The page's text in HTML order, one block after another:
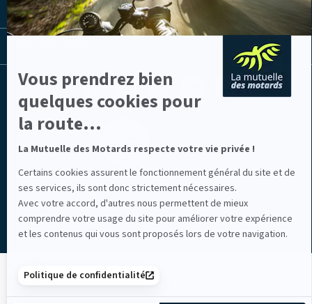
Vous prendrez bien
quelques cookies pour
la route...
La Mutuelle des Motards respecte votre vie privée !
Certains cookies assurent le fonctionnement général du site et de
ses services, ils sont donc strictement nécessaires.
Avec votre accord, d'autres nous permettent de mieux
comprendre votre usage du site pour améliorer votre expérience
et les contenus qui vous sont proposés lors de votre navigation.
Politique de confidentialité
LA MUTUELLE
Facebook
(nouvelle
fenêtre)
Youtube
(nouvelle
fenêtre)
Instagram
fenêtre)
Linkedin
(nouvelle
Lib
TV
Mentions légales